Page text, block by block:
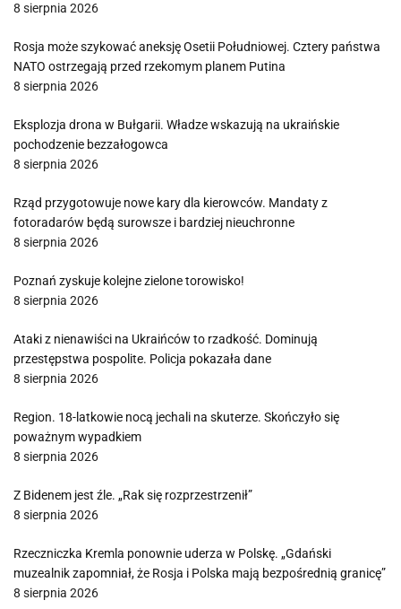
8 sierpnia 2026
Rosja może szykować aneksję Osetii Południowej. Cztery państwa
NATO ostrzegają przed rzekomym planem Putina
8 sierpnia 2026
Eksplozja drona w Bułgarii. Władze wskazują na ukraińskie
pochodzenie bezzałogowca
8 sierpnia 2026
Rząd przygotowuje nowe kary dla kierowców. Mandaty z
fotoradarów będą surowsze i bardziej nieuchronne
8 sierpnia 2026
Poznań zyskuje kolejne zielone torowisko!
8 sierpnia 2026
Ataki z nienawiści na Ukraińców to rzadkość. Dominują
przestępstwa pospolite. Policja pokazała dane
8 sierpnia 2026
Region. 18-latkowie nocą jechali na skuterze. Skończyło się
poważnym wypadkiem
8 sierpnia 2026
Z Bidenem jest źle. „Rak się rozprzestrzenił”
8 sierpnia 2026
Rzeczniczka Kremla ponownie uderza w Polskę. „Gdański
muzealnik zapomniał, że Rosja i Polska mają bezpośrednią granicę”
8 sierpnia 2026